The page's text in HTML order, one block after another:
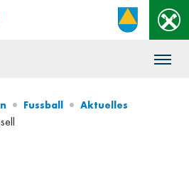
Fussball Aktuelles